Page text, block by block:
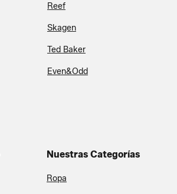
Reef
Skagen
Ted Baker
Even&Odd
Nuestras Categorías
Ropa